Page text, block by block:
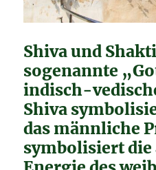
Shiva und
sogenannte
indisch-
Shiva
das männliche
symbolisiert